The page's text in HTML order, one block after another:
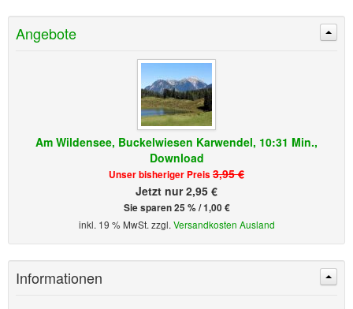
Angebote
Am Wildensee, Buckelwiesen Karwendel, 10:31 Min.,
Download
Unser bisheriger Preis 3,95 €
Jetzt nur 2,95 €
Sie sparen 25 % / 1,00 €
inkl. 19 % MwSt. zzgl. Versandkosten Ausland
Informationen